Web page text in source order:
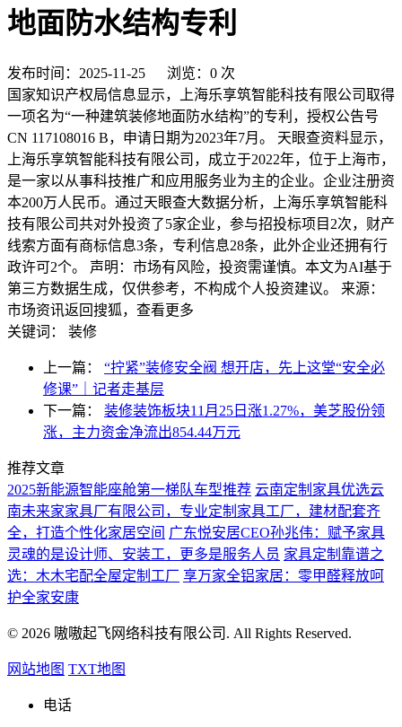
地面防水结构专利
发布时间：2025-11-25
浏览：0 次
国家知识产权局信息显示，上海乐享筑智能科技有限公司取得
一项名为“一种建筑装修地面防水结构”的专利，授权公告号
CN 117108016 B，申请日期为2023年7月。 天眼查资料显示，
上海乐享筑智能科技有限公司，成立于2022年，位于上海市，
是一家以从事科技推广和应用服务业为主的企业。企业注册资
本200万人民币。通过天眼查大数据分析，上海乐享筑智能科
技有限公司共对外投资了5家企业，参与招投标项目2次，财产
线索方面有商标信息3条，专利信息28条，此外企业还拥有行
政许可2个。 声明：市场有风险，投资需谨慎。本文为AI基于
第三方数据生成，仅供参考，不构成个人投资建议。 来源：
市场资讯返回搜狐，查看更多
关键词：
装修
上一篇： “拧紧”装修安全阀 想开店，先上这堂“安全必
修课”｜记者走基层
下一篇： 装修装饰板块11月25日涨1.27%，美芝股份领
涨，主力资金净流出854.44万元
推荐文章
2025新能源智能座舱第一梯队车型推荐 云南定制家具优选云
南未来家家具厂有限公司，专业定制家具工厂，建材配套齐
全，打造个性化家居空间 广东悦安居CEO孙兆伟：赋予家具
灵魂的是设计师、安装工，更多是服务人员 家具定制靠谱之
选：木木宅配全屋定制工厂 享万家全铝家居：零甲醛释放呵
护全家安康
© 2026 嗷嗷起飞网络科技有限公司. All Rights Reserved.
网站地图 TXT地图
电话